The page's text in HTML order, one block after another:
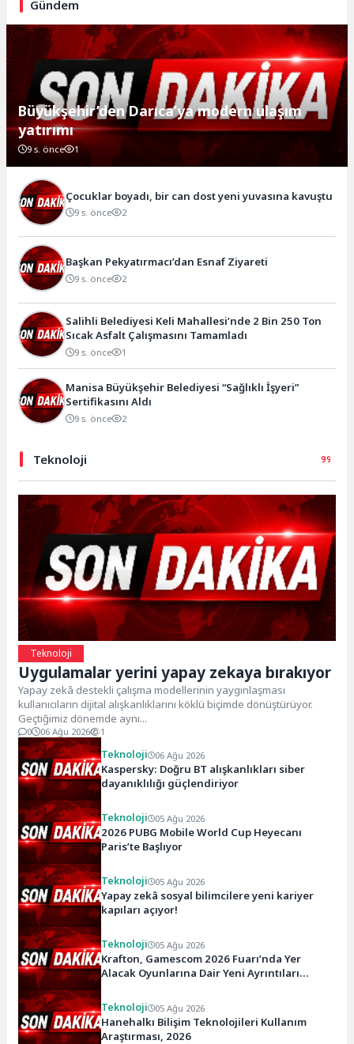
Gündem
Büyükşehir’den Darıca’ya modern ulaşım
yatırımı
9 s. önce 1
Çocuklar boyadı, bir can dost yeni yuvasına kavuştu
9 s. önce 2
Başkan Pekyatırmacı’dan Esnaf Ziyareti
9 s. önce 2
Salihli Belediyesi Keli Mahallesi’nde 2 Bin 250 Ton
Sıcak Asfalt Çalışmasını Tamamladı
9 s. önce 1
Manisa Büyükşehir Belediyesi “Sağlıklı İşyeri”
Sertifikasını Aldı
9 s. önce 2
Teknoloji
Teknoloji
Uygulamalar yerini yapay zekaya bırakıyor
Yapay zekâ destekli çalışma modellerinin yaygınlaşması
kullanıcıların dijital alışkanlıklarını köklü biçimde dönüştürüyor.
Geçtiğimiz dönemde aynı...
0 06 Ağu 2026 1
Teknoloji 06 Ağu 2026
Kaspersky: Doğru BT alışkanlıkları siber
dayanıklılığı güçlendiriyor
Teknoloji 05 Ağu 2026
2026 PUBG Mobile World Cup Heyecanı
Paris’te Başlıyor
Teknoloji 05 Ağu 2026
Yapay zekâ sosyal bilimcilere yeni kariyer
kapıları açıyor!
Teknoloji 05 Ağu 2026
Krafton, Gamescom 2026 Fuarı’nda Yer
Alacak Oyunlarına Dair Yeni Ayrıntıları
Teknoloji 05 Ağu 2026
Hanehalkı Bilişim Teknolojileri Kullanım
Araştırması, 2026